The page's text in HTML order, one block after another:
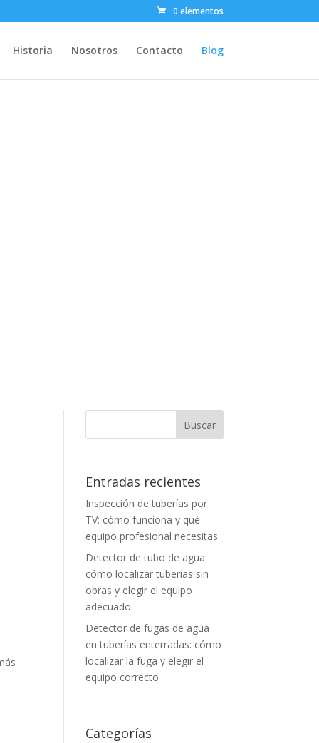
0 elementos
Historia Nosotros Contacto Blog
Entradas recientes
Inspección de tuberías por
TV: cómo funciona y qué
equipo profesional necesitas
Detector de tubo de agua:
cómo localizar tuberías sin
obras y elegir el equipo
adecuado
Detector de fugas de agua
en tuberías enterradas: cómo
localizar la fuga y elegir el
equipo correcto
Categorías